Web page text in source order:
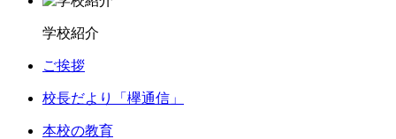
学校紹介
ご挨拶
校長だより「欅通信」
本校の教育